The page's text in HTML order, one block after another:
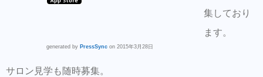
generated by PressSync on 2015年3月28日
集しており
ます。
サロン見学も随時募集。